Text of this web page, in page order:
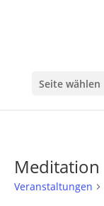
Seite wählen
Meditation
Veranstaltungen